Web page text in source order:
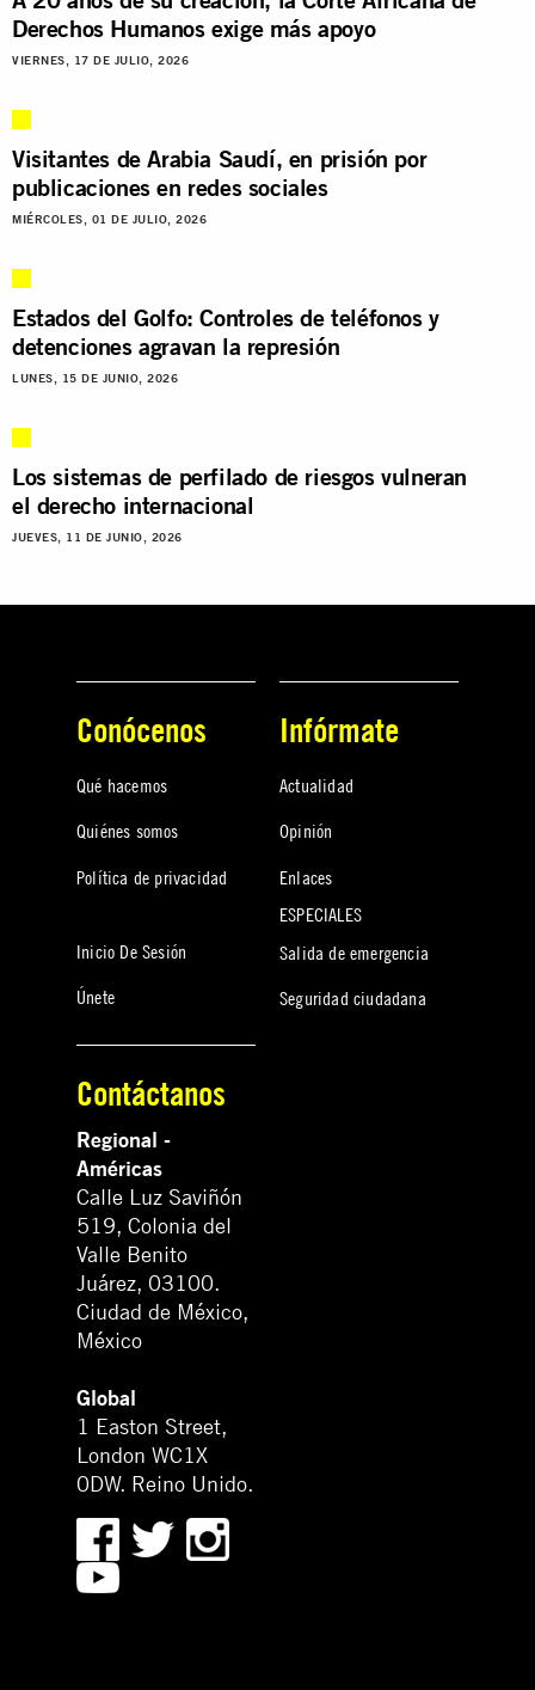
Derechos Humanos exige más apoyo
VIERNES, 17 DE JULIO, 2026
Visitantes de Arabia Saudí, en prisión por
publicaciones en redes sociales
MIÉRCOLES, 01 DE JULIO, 2026
Estados del Golfo: Controles de teléfonos y
detenciones agravan la represión
LUNES, 15 DE JUNIO, 2026
Los sistemas de perfilado de riesgos vulneran
el derecho internacional
JUEVES, 11 DE JUNIO, 2026
Conócenos
Qué hacemos
Quiénes somos
Política de privacidad
Inicio De Sesión
Únete
Infórmate
Actualidad
Opinión
Enlaces
ESPECIALES
Salida de emergencia
Seguridad ciudadana
Contáctanos
Regional -
Américas
Calle Luz Saviñón
519, Colonia del
Valle Benito
Juárez, 03100.
Ciudad de México,
México
Global
1 Easton Street,
London WC1X
0DW. Reino Unido.